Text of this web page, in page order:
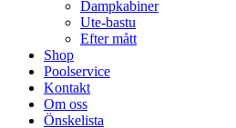
Dampkabiner
Ute-bastu
Efter mått
Shop
Poolservice
Kontakt
Om oss
Önskelista